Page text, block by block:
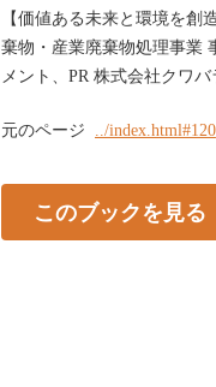
【価値ある未来と環境を創
棄物・産業廃棄物処理事業
メント、PR 株式会社クワ
元のページ ../index.html#120
このブックを見る